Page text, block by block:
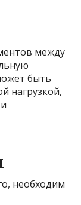
между
быть
нагрузкой,
необходим